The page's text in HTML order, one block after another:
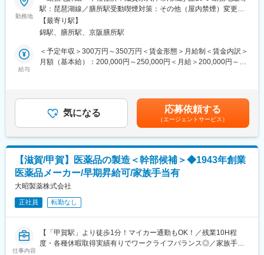
・年間休日115日、土曜日は半日勤務また日祝休みでプライベー
トと仕事の両立が可能
経験豊富なスタッフが在籍していますので、未経験者やブランク
がある方でも安心して業務に携わることができます。また、新た
「ほたるの薬局」は地域密着型の調剤薬局で、在宅訪問・居宅療
養管理指導に力を入れています。地域の皆様に頼りにされる薬局
を目指し、スタッフ一同、日々努力しています。
変更の範囲：会社の定める業務
■業務内容：
総務部にて総務業務をお任せいたします。
※入社後はまず主に〈リース業務〉〈資産・設備管理〉を担当頂き
ます。
＜具体的に担当頂く業務＞
・土地・建物に関する契約書管理
・各種保険契約の管理・更新手続き
・健康診断の運営、福利厚生施策の実施および行政機関への報告
・備品・消耗品等の購買
・社内外関係者との調整・折衝業務
・他月1回程度で清掃活動 等
※社有車を使用し各拠点への訪問がございますので運転に抵抗がな
い方を歓迎いたします。
※備品搬入や荷物運搬など、一部体を動かす業務もあります。
■入社後の流れ：
OJTで現場の業務を徐々に覚えていただきます。現在在籍してい
勤務地
駅：琵琶湖線／膳所駅受動喫煙対策：その他（屋内禁煙）変更の
範囲：会社の定める事業所
【最寄り駅】
錦駅、膳所駅、京阪膳所駅
給与
＜予定年収＞300万円～350万円＜賃金形態＞月給制＜賃金内訳＞
月額（基本給）：200,000円～250,000円＜月給＞200,000円～
（主任）70,000円（係長）賃金はあくまでも目安の金額であり、
選考を通じて上下する可能性があります。月給(月額)は固定手当を
含めた表記です。
気になる 応募依頼する
（エージェントサービス）
【滋賀/甲賀】医薬品の製造＜幹部候補＞◆1943年創業
医薬品メーカー/早期昇給可/家族手当有
大昭製薬株式会社
正社員 転勤なし
仕事内容
【「甲賀駅」より徒歩1分！マイカー通勤もOK！／残業10H程
度・各種休暇取得実績有りでワークライフバランス◎／家族手